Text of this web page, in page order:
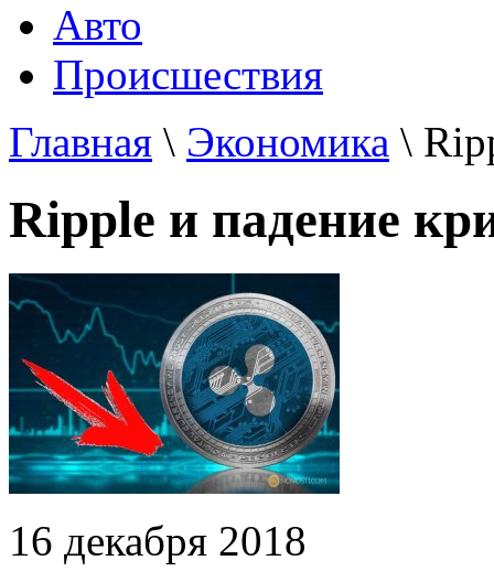
Авто
Происшествия
Главная \ Экономика \
Ripple и падение
16 декабря 2018